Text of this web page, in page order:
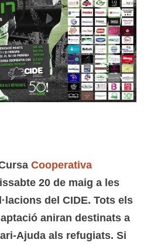
Cooperativa
20 de maig a les
del CIDE. Tots els
aniran destinats a
Ajuda als refugiats. Si